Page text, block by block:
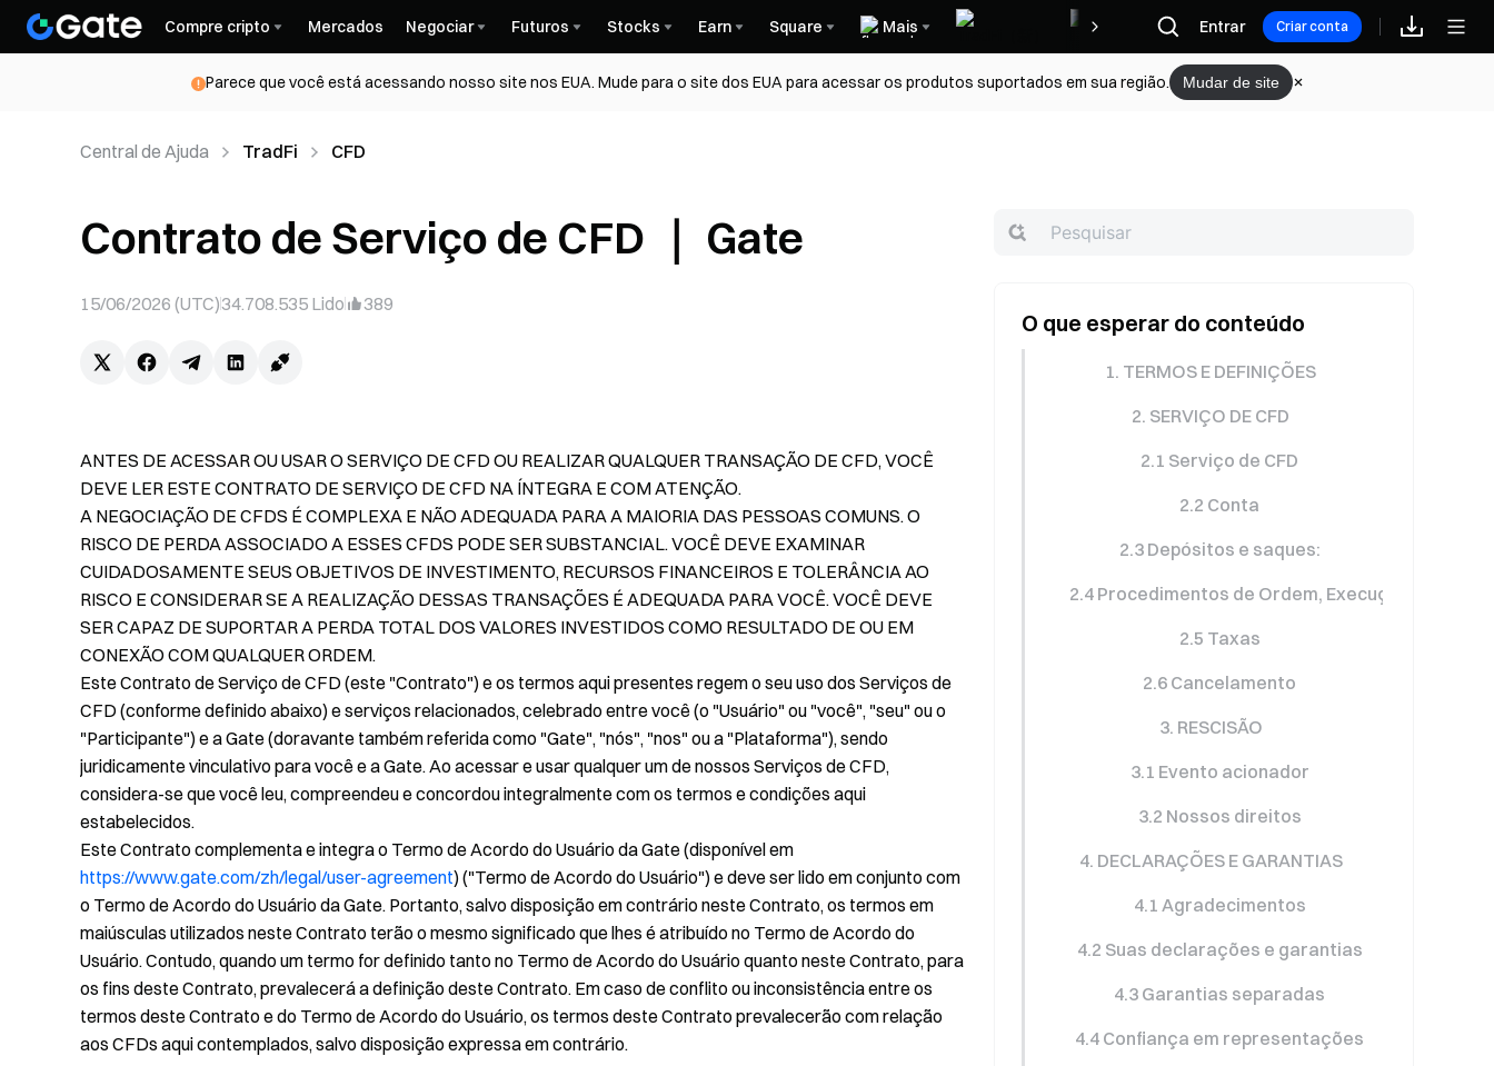
Compre cripto Mercados Negociar Futuros Stocks Earn Square Mais Recompensas
Entrar Criar conta
Parece que você está acessando nosso site nos EUA. Mude para o site dos EUA para acessar os produtos suportados em sua região. Mudar de site
Central de Ajuda TradFi CFD
Contrato de Serviço de CFD ｜ Gate
15/06/2026 (UTC)34.708.535 Lido 389
ANTES DE ACESSAR OU USAR O SERVIÇO DE CFD OU REALIZAR QUALQUER TRANSAÇÃO DE CFD, VOCÊ
DEVE LER ESTE CONTRATO DE SERVIÇO DE CFD NA ÍNTEGRA E COM ATENÇÃO.
A NEGOCIAÇÃO DE CFDS É COMPLEXA E NÃO ADEQUADA PARA A MAIORIA DAS PESSOAS COMUNS. O
RISCO DE PERDA ASSOCIADO A ESSES CFDS PODE SER SUBSTANCIAL. VOCÊ DEVE EXAMINAR
CUIDADOSAMENTE SEUS OBJETIVOS DE INVESTIMENTO, RECURSOS FINANCEIROS E TOLERÂNCIA AO
RISCO E CONSIDERAR SE A REALIZAÇÃO DESSAS TRANSAÇÕES É ADEQUADA PARA VOCÊ. VOCÊ DEVE
SER CAPAZ DE SUPORTAR A PERDA TOTAL DOS VALORES INVESTIDOS COMO RESULTADO DE OU EM
CONEXÃO COM QUALQUER ORDEM.
Este Contrato de Serviço de CFD (este "Contrato") e os termos aqui presentes regem o seu uso dos Serviços de
CFD (conforme definido abaixo) e serviços relacionados, celebrado entre você (o "Usuário" ou "você", "seu" ou o
"Participante") e a Gate (doravante também referida como "Gate", "nós", "nos" ou a "Plataforma"), sendo
juridicamente vinculativo para você e a Gate. Ao acessar e usar qualquer um de nossos Serviços de CFD,
considera-se que você leu, compreendeu e concordou integralmente com os termos e condições aqui
estabelecidos.
Este Contrato complementa e integra o Termo de Acordo do Usuário da Gate (disponível em
https://www.gate.com/zh/legal/user-agreement) ("Termo de Acordo do Usuário") e deve ser lido em conjunto com
o Termo de Acordo do Usuário da Gate. Portanto, salvo disposição em contrário neste Contrato, os termos em
maiúsculas utilizados neste Contrato terão o mesmo significado que lhes é atribuído no Termo de Acordo do
Usuário. Contudo, quando um termo for definido tanto no Termo de Acordo do Usuário quanto neste Contrato, para
os fins deste Contrato, prevalecerá a definição deste Contrato. Em caso de conflito ou inconsistência entre os
termos deste Contrato e do Termo de Acordo do Usuário, os termos deste Contrato prevalecerão com relação
aos CFDs aqui contemplados, salvo disposição expressa em contrário.
O que esperar do conteúdo
1. TERMOS E DEFINIÇÕES
2. SERVIÇO DE CFD
2.1 Serviço de CFD
2.2 Conta
2.3 Depósitos e saques:
2.4 Procedimentos de Ordem, Execução,
2.5 Taxas
2.6 Cancelamento
3. RESCISÃO
3.1 Evento acionador
3.2 Nossos direitos
4. DECLARAÇÕES E GARANTIAS
4.1 Agradecimentos
4.2 Suas declarações e garantias
4.3 Garantias separadas
4.4 Confiança em representações